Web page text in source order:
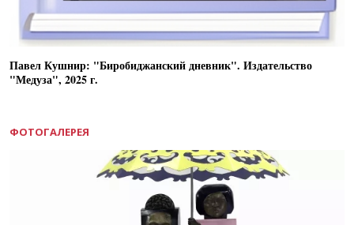
Павел Кушнир: "Биробиджанский дневник". Издательство
"Медуза", 2025 г.
ФОТОГАЛЕРЕЯ